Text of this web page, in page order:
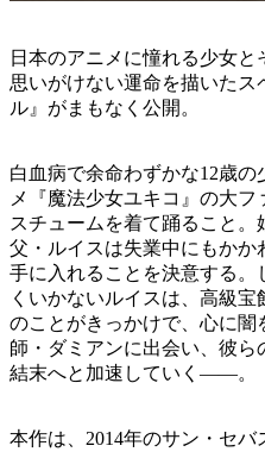
日本のアニメに憧れる少女
思いがけない運命を描いた
ル』がまもなく公開。
白血病で余命わずかな12歳
メ『魔法少女ユキコ』の大
スチュームを着て踊ること。
父・ルイスは失業中にもか
手に入れることを決意する。
くいかないルイスは、高級
のことがきっかけで、心に
師・ダミアンに出会い、彼
結末へと加速していく――。
本作は、2014年のサン・セ